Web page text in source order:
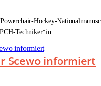
Hockey-
Techniker*in...
Scewo informiert